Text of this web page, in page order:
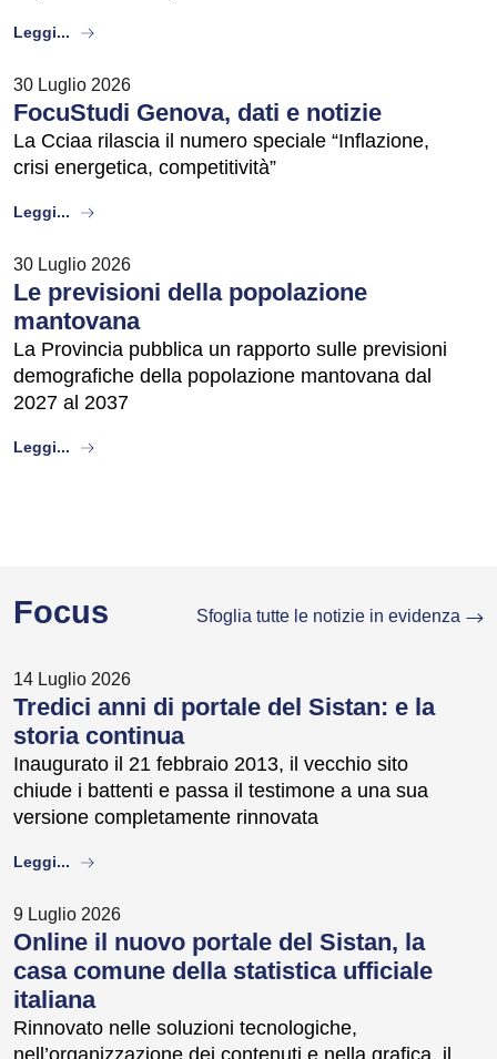
Leggi... about
30 Luglio 2026
FocuStudi Genova, dati e notizie
La Cciaa rilascia il numero speciale “Inflazione,
crisi energetica, competitività”
Leggi... about
30 Luglio 2026
Le previsioni della popolazione
mantovana
La Provincia pubblica un rapporto sulle previsioni
demografiche della popolazione mantovana dal
2027 al 2037
Leggi... about
Focus Sfoglia tutte le notizie in evidenza
14 Luglio 2026
Tredici anni di portale del Sistan: e la
storia continua
Inaugurato il 21 febbraio 2013, il vecchio sito
chiude i battenti e passa il testimone a una sua
versione completamente rinnovata
Leggi... about
9 Luglio 2026
Online il nuovo portale del Sistan, la
casa comune della statistica ufficiale
italiana
Rinnovato nelle soluzioni tecnologiche,
nell’organizzazione dei contenuti e nella grafica, il